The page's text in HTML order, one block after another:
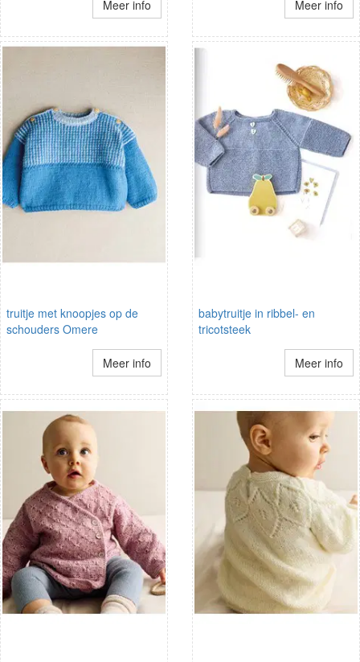
Meer info Meer info
truitje met knoopjes op de
schouders Omere
Meer info
babytruitje in ribbel- en
tricotsteek
Meer info